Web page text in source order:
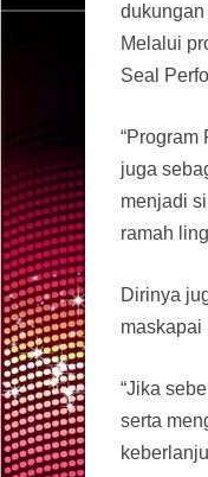
Melalui
Seal
“Program
juga
menjadi
ramah
Dirinya
maskapai
“Jika
serta